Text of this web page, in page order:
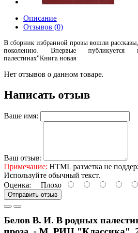
Описание
Отзывов (0)
В сборник избранной прозы вошли
поколению. Впервые
палестинах"Книга новая
Нет отзывов о данном товаре.
Написать отзыв
Ваше имя:
Ваш отзыв:
Примечание: HTML разметка не
Используйте обычный текст.
Оценка: Плохо
Отправить отзыв
Белов В. И. В родных